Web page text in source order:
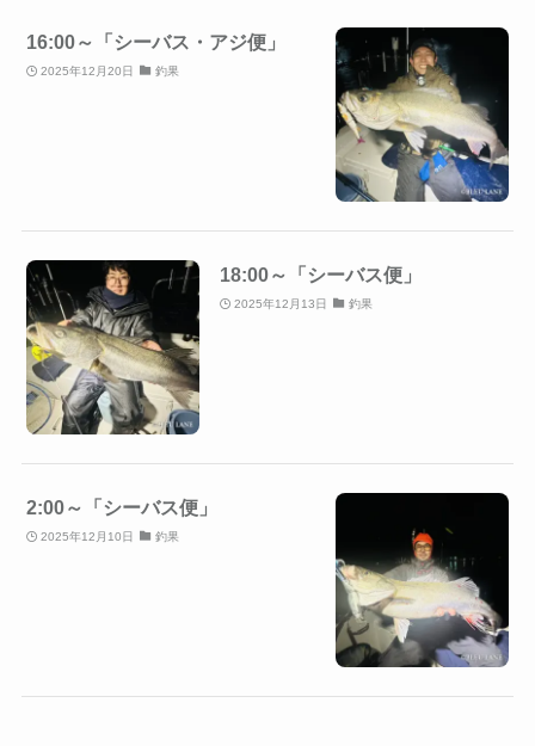
16:00～「シーバス・アジ便」
2025年12月20日 釣果
18:00～「シーバス便」
2025年12月13日 釣果
2:00～「シーバス便」
2025年12月10日 釣果